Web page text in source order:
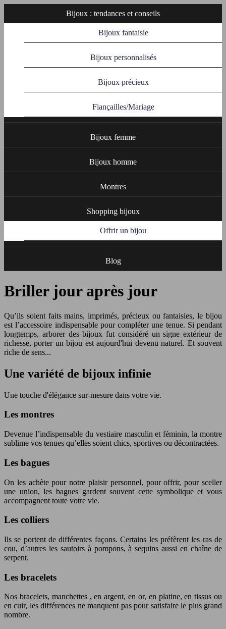
Bijoux : tendances et conseils
Bijoux fantaisie
Bijoux personnalisés
Bijoux précieux
Fiançailles/Mariage
Bijoux femme
Bijoux homme
Montres
Shopping bijoux
Offrir un bijou
Blog
Briller jour après jour
Qu’ils soient faits mains, imprimés, précieux ou fantaisies, le bijou
est l’accessoire indispensable pour compléter une tenue. Si pendant
longtemps, arborer des bijoux fut considéré un signe extérieur de
richesse, porter un bijou est aujourd'hui devenu naturel. Et souvent
riche de sens...
Une variété de bijoux infinie
Une touche d'élégance sur-mesure dans votre vie.
Les montres
Devenue l’indispensable du vestiaire masculin et féminin, la montre
sublime vos tenues qu’elles soient chics, sportives ou décontractées.
Les bagues
On les achète pour notre plaisir personnel, pour offrir, pour sceller
une union, les bagues gardent souvent cette symbolique et vous
accompagnent toute votre vie.
Les colliers
Ils se portent de différentes façons. Certains les préfèrent les ras de
cou, d’autres les sautoirs à pompons, à sequins aussi en chaîne de
serpent.
Les bracelets
Nos bracelets, manchettes , en argent, en or, en platine, en tissus ou
en cuir, les différences ne manquent pas pour satisfaire le plus grand
nombre.